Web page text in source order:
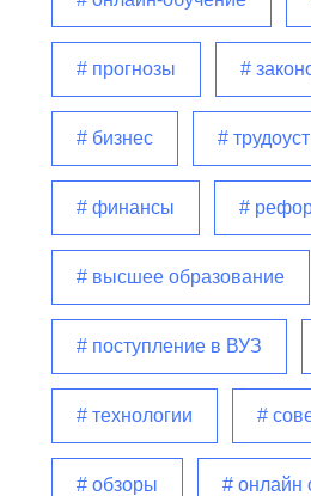
# прогнозы #
# бизнес #
# финансы #
# высшее образование
# поступление в ВУЗ
# технологии #
# обзоры # онлайн